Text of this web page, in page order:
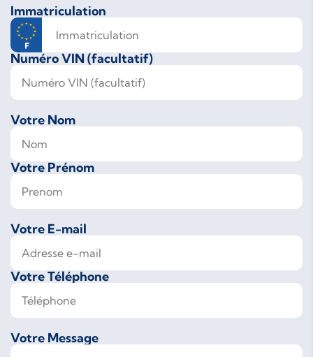
Immatriculation
Numéro VIN (facultatif)
Votre Nom
Votre Prénom
Votre E-mail
Votre Téléphone
Votre Message